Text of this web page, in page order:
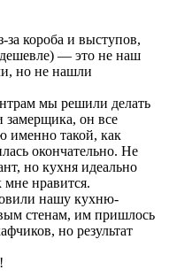
за короба и выступов,
— это не наш
но не нашли
мы решили делать
замерщика, он все
именно такой, как
окончательно. Не
но кухня идеально
мне нравится.
нашу кухню-
стенам, им пришлось
но результат